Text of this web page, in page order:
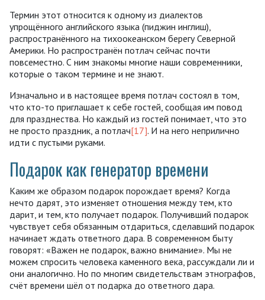
Термин этот относится к одному из диалектов
упрощённого английского языка (пиджин инглиш),
распространённого на тихоокеанском берегу Северной
Америки. Но распространён потлач сейчас почти
повсеместно. С ним знакомы многие наши современники,
которые о таком термине и не знают.
Изначально и в настоящее время потлач состоял в том,
что кто-то приглашает к себе гостей, сообщая им повод
для празднества. Но каждый из гостей понимает, что это
не просто праздник, а потлач[17]. И на него неприлично
идти с пустыми руками.
Подарок как генератор времени
Каким же образом подарок порождает время? Когда
нечто дарят, это изменяет отношения между тем, кто
дарит, и тем, кто получает подарок. Получивший подарок
чувствует себя обязанным отдариться, сделавший подарок
начинает ждать ответного дара. В современном быту
говорят: «Важен не подарок, важно внимание». Мы не
можем спросить человека каменного века, рассуждали ли и
они аналогично. Но по многим свидетельствам этнографов,
счёт времени шёл от подарка до ответного дара.